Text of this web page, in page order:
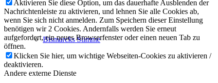
Bismarcks Stimme
Aktivieren Sie diese Option, um das dauerhafte Ausblenden der
Nachrichtenleiste zu aktivieren, und lehnen Sie alle Cookies ab,
wenn Sie sich nicht anmelden. Zum Speichern dieser Einstellung
benötigen wir 2 Cookies. Andernfalls werden Sie erneut
aufgefordert, ein neues Browserfenster oder einen neuen Tab zu
öffnen.
Klicken Sie hier, um wichtige Webseiten-Cookies zu aktivieren /
deaktivieren.
Andere externe Dienste